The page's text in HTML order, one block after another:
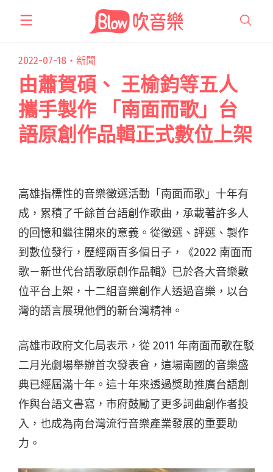
2022-07-18・ 新聞
由蕭賀碩、 王榆鈞等五人
攜手製作 「南面而歌」台
語原創作品輯正式數位上架
高雄指標性的音樂徵選活動「南面而歌」十年有
成，累積了千餘首台語創作歌曲，承載著許多人
的回憶和繼往開來的意義。從徵選、評選、製作
到數位發行，歷經兩百多個日子，《2022 南面而
歌－新世代台語歌原創作品輯》已於各大音樂數
位平台上架，十二組音樂創作人透過音樂，以台
灣的語言展現他們的新台灣精神。
高雄市政府文化局表示，從 2011 年南面而歌在駁
二月光劇場舉辦首次發表會，這場南國的音樂盛
典已經屆滿十年。這十年來透過獎助推廣台語創
作與台語文書寫，市府鼓勵了更多詞曲創作者投
入，也成為南台灣流行音樂產業發展的重要助
力。